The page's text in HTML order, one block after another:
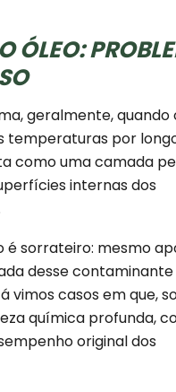
ÓLEO:
geralmente, quando
temperaturas por
como uma camada
internas dos
é sorrateiro: mesmo
desse
vimos casos em que,
química profunda,
original dos